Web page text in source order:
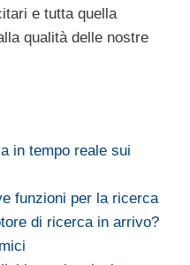
e tutta quella
qualità delle nostre
in tempo reale sui
funzioni per la ricerca
di ricerca in arrivo?